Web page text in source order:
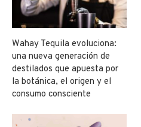
Wahay Tequila evoluciona:
una nueva generación de
destilados que apuesta por
la botánica, el origen y el
consumo consciente